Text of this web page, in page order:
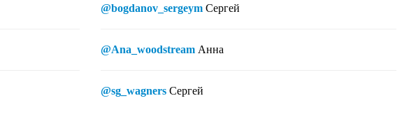
@bogdanov_sergeym Сергей
@Ana_woodstream Анна
@sg_wagners Сергей